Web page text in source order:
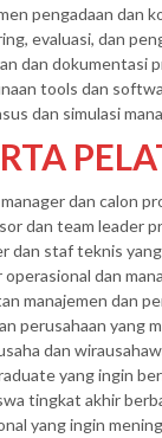
pengadaan dan
evaluasi, dan
dan dokumentasi
tools dan
dan simulasi
dan calon
dan team leader
dan staf teknis
operasional dan
manajemen dan
perusahaan yang
dan
yang ingin
tingkat akhir
yang ingin